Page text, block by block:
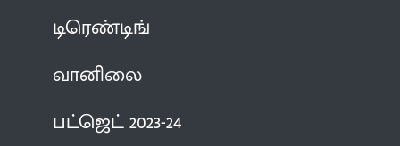
டிரெண்டிங்
வானிலை
பட்ஜெட் 2023-24